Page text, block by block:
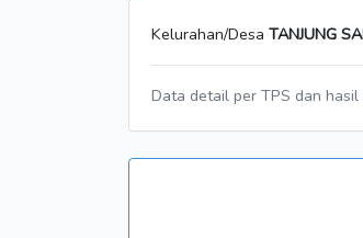
Kelurahan/Desa TANJUNG
Data detail per TPS dan